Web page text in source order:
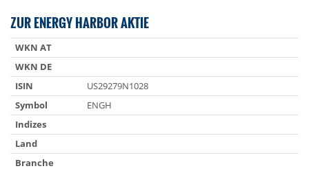
ZUR ENERGY HARBOR AKTIE
WKN AT
WKN DE
ISIN
US29279N1028
Symbol
ENGH
Indizes
Land
Branche